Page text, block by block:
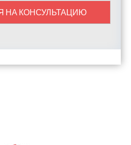
НА КОНСУЛЬТАЦИЮ